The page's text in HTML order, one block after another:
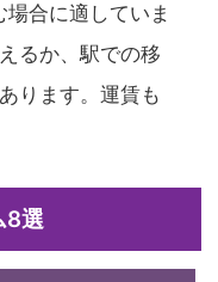
合に適していま
るか、駅での移
ります。運賃も
8選